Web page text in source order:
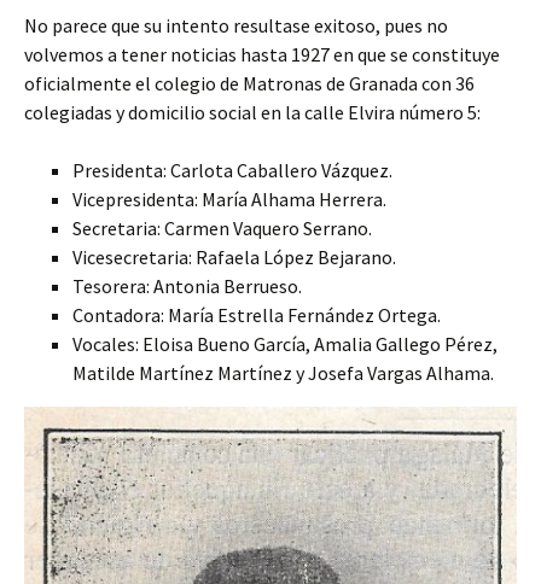
No parece que su intento resultase exitoso, pues no
volvemos a tener noticias hasta 1927 en que se constituye
oficialmente el colegio de Matronas de Granada con 36
colegiadas y domicilio social en la calle Elvira número 5:
Presidenta: Carlota Caballero Vázquez.
Vicepresidenta: María Alhama Herrera.
Secretaria: Carmen Vaquero Serrano.
Vicesecretaria: Rafaela López Bejarano.
Tesorera: Antonia Berrueso.
Contadora: María Estrella Fernández Ortega.
Vocales: Eloisa Bueno García, Amalia Gallego Pérez,
Matilde Martínez Martínez y Josefa Vargas Alhama.